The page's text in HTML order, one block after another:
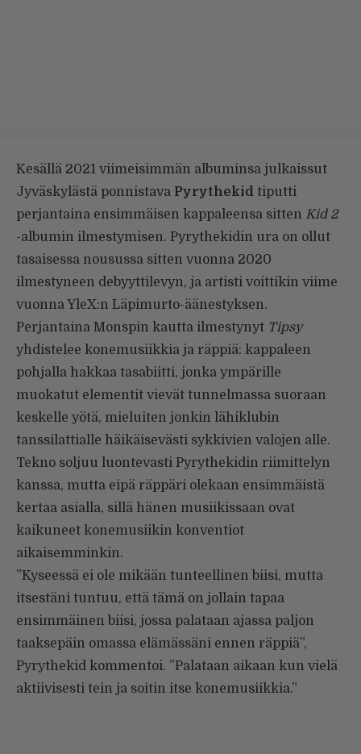
Kesällä 2021 viimeisimmän albuminsa julkaissut
Jyväskylästä ponnistava Pyrythekid tiputti
perjantaina ensimmäisen kappaleensa sitten Kid 2
-albumin ilmestymisen. Pyrythekidin ura on ollut
tasaisessa nousussa sitten vuonna 2020
ilmestyneen debyyttilevyn, ja artisti voittikin viime
vuonna YleX:n Läpimurto-äänestyksen.
Perjantaina Monspin kautta ilmestynyt Tipsy
yhdistelee konemusiikkia ja räppiä: kappaleen
pohjalla hakkaa tasabiitti, jonka ympärille
muokatut elementit vievät tunnelmassa suoraan
keskelle yötä, mieluiten jonkin lähiklubin
tanssilattialle häikäisevästi sykkivien valojen alle.
Tekno soljuu luontevasti Pyrythekidin riimittelyn
kanssa, mutta eipä räppäri olekaan ensimmäistä
kertaa asialla, sillä hänen musiikissaan ovat
kaikuneet konemusiikin konventiot
aikaisemminkin.
”Kyseessä ei ole mikään tunteellinen biisi, mutta
itsestäni tuntuu, että tämä on jollain tapaa
ensimmäinen biisi, jossa palataan ajassa paljon
taaksepäin omassa elämässäni ennen räppiä”,
Pyrythekid kommentoi. ”Palataan aikaan kun vielä
aktiivisesti tein ja soitin itse konemusiikkia.”